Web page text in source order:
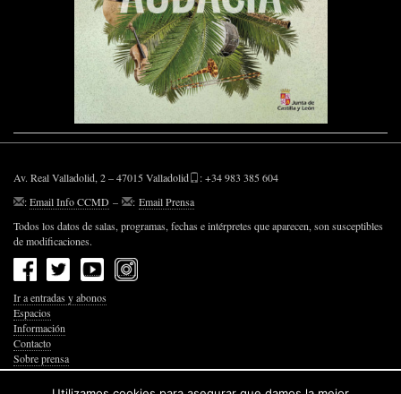
Av. Real Valladolid, 2 – 47015 Valladolid
: +34 983 385 604
:Email Info CCMD – : Email Prensa
Todos los datos de salas, programas, fechas e intérpretes que aparecen, son susceptibles
de modificaciones.
Ir a entradas y abonos
Espacios
Información
Contacto
Sobre prensa
Política de Privacidad
Política de Cookies